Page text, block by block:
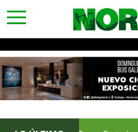
toggle
navigation